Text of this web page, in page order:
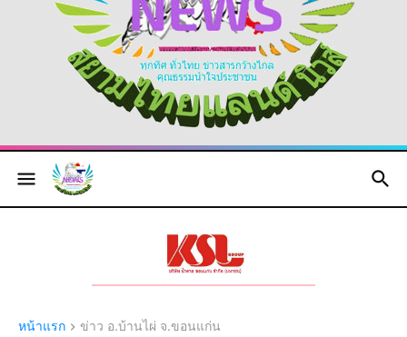
หน้าแรก ข่าว อ.บ้านไผ่ จ.ขอนแก่น